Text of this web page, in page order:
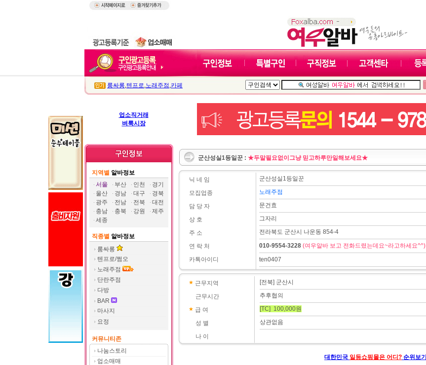
룸싸롱,텐프로,노래주점 ,카페
업소직거래
벼룩시장
지역별 알바정보
서울
부산 인천
경기
울산
경남 대구
경북
광주
전남 전북
대전
충남
충북 강원
제주
세종
직종별 알바정보
룸싸롱
텐프로/쩜오
노래주점
단란주점
다방
BAR
마사지
요정
커뮤니티존
나눔스토리
업소매매
군산성실1등일꾼 : ★두말필요없이그냥 믿고하루만일해보세요★
닉 네 임
모집업종
담 당 자
상 호
주 소
연 락 처
카톡아이디
군산성실1등일꾼
노래주점
문건효
그자리
전라북도 군산시 나운동 854-4
010-9554-3228 (여우알바 보고 전화드렸는데요~라고하세요^^)
ten0407
근무지역
근무시간
급 여
성 별
나 이
[전북] 군산시
추후협의
[TC] 100,000원
상관없음
대한민국 일등쇼핑몰은 어디? 순위보기